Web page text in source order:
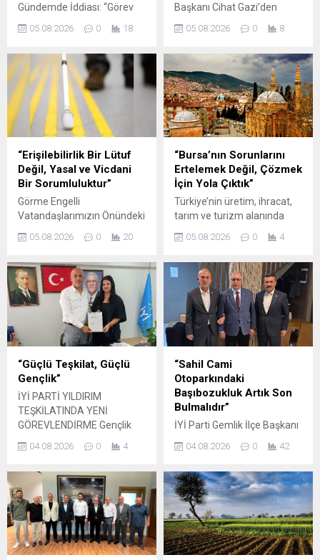
Gündemde İddiası: “Görev
Çalışmaya Hazırız” BURSA –
kulislerde hareketlilik
sürerken, AK Parti Bursa
milletvekili aday adaylığı
konusunda yeni isimlerin
konuşulmaya başlandığı öne
sürülüyor. Son günlerde
Bursa siyaset kulislerinde ve
çeşitli sivil toplum
çevrelerinde dillendirilen
05.08.2026 0 18
Başkanı Cihat Gazi’den
Çeken Çağrı… BURSA –
Başkanı Cihat Gazi,
Bursa’nın kronikleşen
sorunları ve kentin Türkiye
Büyük Millet Meclisi’ndeki
temsil gücü üzerine dikkat
çeken açıklamalarda
bulundu. Vatandaşların
Bursa milletvekillerini ne
kadar tanıdığına ilişkin
yapılan sokak röportajlarını
değerlendiren Gazi, ortaya...
05.08.2026 0 8
“Erişilebilirlik Bir Lütuf
Değil, Yasal ve Vicdani
Bir Sorumluluktur”
Görme Engelli
Vatandaşlarımızın Önündeki
ORHANGAZİ – İYİ Parti
Bülent Bakış, Orhangazi
Cumhuriyet Meydanı’nda
görme engelli vatandaşların
kullandığı hissedilebilir
yürüme yolunun ortasında
bulunan direğe sert tepki
göstererek, belediyeleri ve
yetkilileri göreve çağırdı.
Görme engelli vatandaşların
güvenli ve bağımsız şekilde
hareket edebilmesi için
oluşturulan sarı...
05.08.2026 0 20
“Bursa’nın Sorunlarını
Ertelemek Değil, Çözmek
İçin Yola Çıktık”
Türkiye’nin üretim, ihracat,
tarım ve turizm alanında
olan Bursa, son yıllarda hızla
olarak ulaşım, kentsel
dönüşüm, çevre, deprem
riski, altyapı, sağlık, eğitim ve
istihdam gibi birçok alanda
önemli sorunlarla karşı
karşıya bulunuyor. Yaklaşık
dört milyonluk nüfusuyla
Türkiye’nin en büyük
metropollerinden biri olan
kentte, yıllardır...
05.08.2026 0 4
“Güçlü Teşkilat, Güçlü
Gençlik”
İYİ PARTİ YILDIRIM
TEŞKİLATINDA YENİ
GÖREVLENDİRME Gençlik
görevine Zeynep Aslı Gelir
Seyis’ten “Güçlü Teşkilat,
Güçlü Gençlik” vurgusu
BURSA / YILDIRIM – İYİ Parti
Yıldırım İlçe Teşkilatı,
teşkilatlanma çalışmalarını
güçlendirecek yeni bir
04.08.2026 0 4
“Sahil Cami
Otoparkındaki
Başıbozukluk Artık Son
Bulmalıdır”
İYİ Parti Gemlik İlçe Başkanı
Kumsal Sokak’ta bulunan
yaşandığını belirttiği
düzensizliklere ilişkin
kapsamlı bir basın
açıklaması yaptı.
Karaduman, otoparkta uzun
süredir devam eden
04.08.2026 0 42